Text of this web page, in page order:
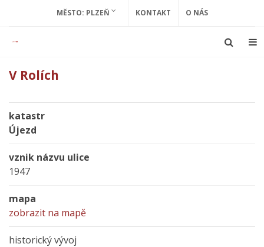
MĚSTO: PLZEŇ KONTAKT O NÁS
V Rolích
katastr
Újezd
vznik názvu ulice
1947
mapa
zobrazit na mapě
historický vývoj